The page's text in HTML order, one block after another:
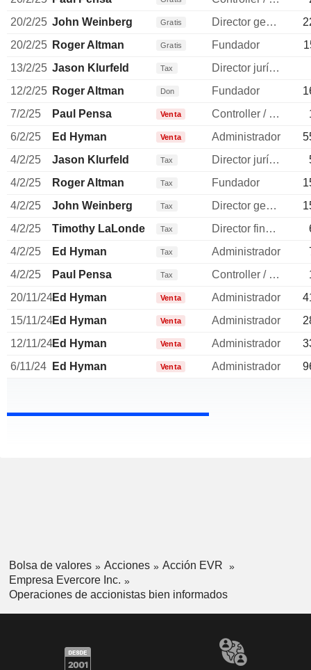
20/2/25 John Weinberg Gratis Director general
20/2/25 Roger Altman Gratis Fundador
13/2/25 Jason Klurfeld Tax
Director jurídico
12/2/25 Roger Altman Don Fundador
7/2/25
Paul Pensa Venta Controller / auditor
6/2/25
Ed Hyman Venta Administrador
4/2/25
Jason Klurfeld Tax Director jurídico
4/2/25
Roger Altman Tax Fundador
4/2/25
John Weinberg Tax Director general
4/2/25
Timothy LaLonde Tax Director financiero
4/2/25
Ed Hyman Tax Administrador
4/2/25
Paul Pensa Tax Controller / auditor
20/11/24Ed Hyman Venta Administrador
15/11/24Ed Hyman Venta Administrador
12/11/24Ed Hyman Venta Administrador
6/11/24
Ed Hyman Venta Administrador
Bolsa de valores Acciones
Acción EVR
Empresa Evercore Inc.
Operaciones de accionistas bien informados